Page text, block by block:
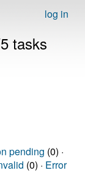
log in
tasks
pending (0) ·
(0) · Error